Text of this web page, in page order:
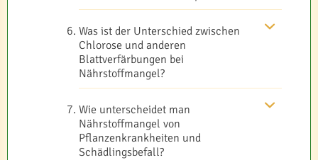
Was ist der Unterschied zwischen
Chlorose und anderen
Blattverfärbungen bei
Nährstoffmangel?
Wie unterscheidet man
Nährstoffmangel von
Pflanzenkrankheiten und
Schädlingsbefall?